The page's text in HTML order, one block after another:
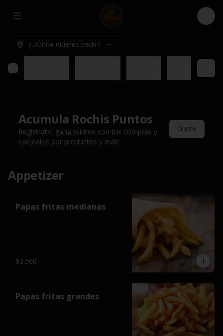
Abrir menu de navegación Login
¿Dónde quieres pedir?
Rochis Burgers
Acumula Rochis Puntos
Regístrate, gana puntos con tus compras y
canjealos por productos y más
Únete
Appetizer
Papas fritas medianas
$3.500
Papas fritas grandes